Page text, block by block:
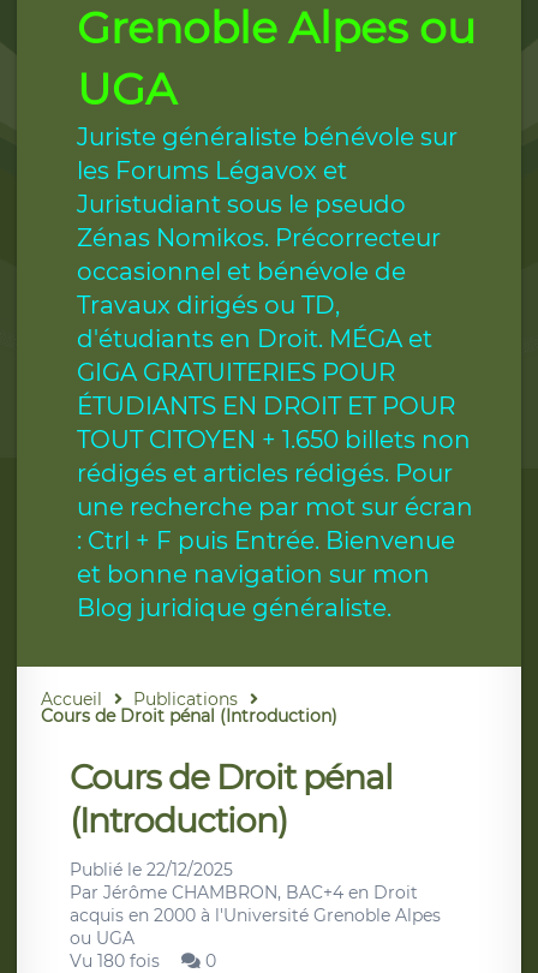
Grenoble Alpes ou
UGA
Juriste généraliste bénévole sur
les Forums Légavox et
Juristudiant sous le pseudo
Zénas Nomikos. Précorrecteur
occasionnel et bénévole de
Travaux dirigés ou TD,
d'étudiants en Droit. MÉGA et
GIGA GRATUITERIES POUR
ÉTUDIANTS EN DROIT ET POUR
TOUT CITOYEN + 1.650 billets non
rédigés et articles rédigés. Pour
une recherche par mot sur écran
: Ctrl + F puis Entrée. Bienvenue
et bonne navigation sur mon
Blog juridique généraliste.
Accueil Publications
Cours de Droit pénal (Introduction)
Cours de Droit pénal
(Introduction)
Publié le 22/12/2025
Par Jérôme CHAMBRON, BAC+4 en Droit
acquis en 2000 à l'Université Grenoble Alpes
ou UGA
Vu 180 fois
0